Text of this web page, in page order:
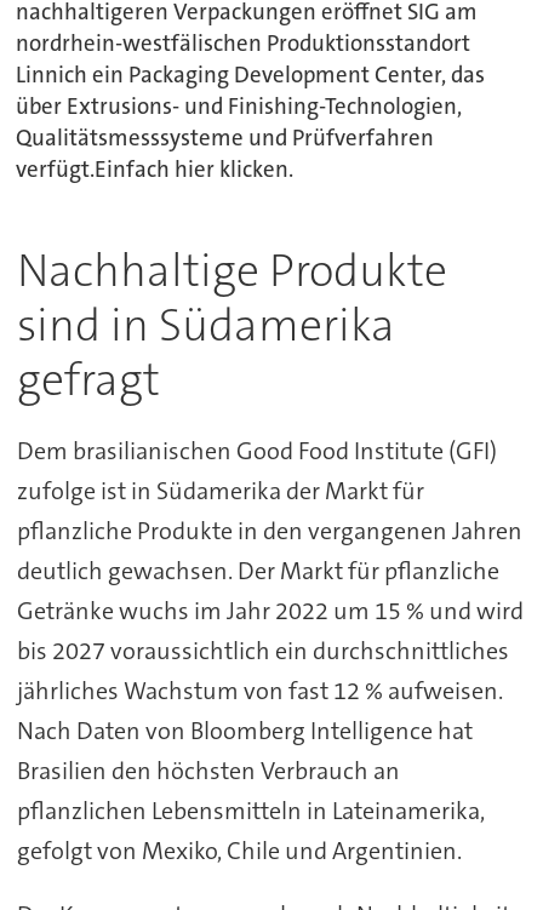
nachhaltigeren Verpackungen eröffnet SIG am
nordrhein-westfälischen Produktionsstandort
Linnich ein Packaging Development Center, das
über Extrusions- und Finishing-Technologien,
Qualitätsmesssysteme und Prüfverfahren
verfügt.Einfach hier klicken.
Nachhaltige Produkte
sind in Südamerika
gefragt
Dem brasilianischen Good Food Institute (GFI)
zufolge ist in Südamerika der Markt für
pflanzliche Produkte in den vergangenen Jahren
deutlich gewachsen. Der Markt für pflanzliche
Getränke wuchs im Jahr 2022 um 15 % und wird
bis 2027 voraussichtlich ein durchschnittliches
jährliches Wachstum von fast 12 % aufweisen.
Nach Daten von Bloomberg Intelligence hat
Brasilien den höchsten Verbrauch an
pflanzlichen Lebensmitteln in Lateinamerika,
gefolgt von Mexiko, Chile und Argentinien.